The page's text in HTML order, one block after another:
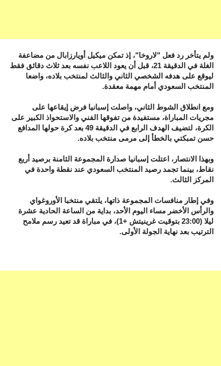
ولم يتأخر رد فعل "لاروخا"، إذ تمكن ميكيل أويارزابال من مضاعفة
الغلة في الدقيقة 21، قبل أن يعود اللاعب نفسه بعد ثلاث دقائق فقط
ليوقع على هدفه الشخصي الثاني والثالث لمنتخب بلاده، واضعا
المنتخب السعودي أمام مهمة معقدة.
ومع انطلاق الشوط الثاني، واصلت إسبانيا فرض إيقاعها على
مجريات المباراة، مستفيدة من تفوقها الفني والاستحواذ الكبير على
الكرة، لتضيف الهدف الرابع في الدقيقة 49 بعد كرة حولها المدافع
حسن تمبكتي بالخطأ إلى مرمى منتخب بلاده.
وبهذا الانتصار، اعتلت إسبانيا صدارة المجموعة الثامنة برصيد أربع
نقاط، بينما تجمد رصيد المنتخب السعودي عند نقطة واحدة في
المركز الثالث.
وفي إطار منافسات المجموعة ذاتها، يلتقي منتخبا الأوروغواي
والرأس الأخضر مساء اليوم الأحد، بداية من الساعة الحادية عشرة
ليلا (23:00 بتوقيت غرينيتش +1)، في مباراة قد تعيد رسم ملامح
الترتيب بعد نهاية الجولة الأولى.